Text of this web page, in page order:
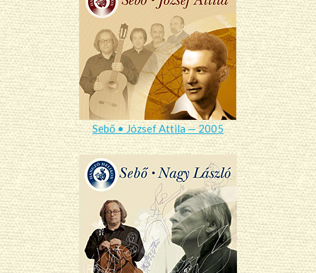
Sebő • József Attila — 2005